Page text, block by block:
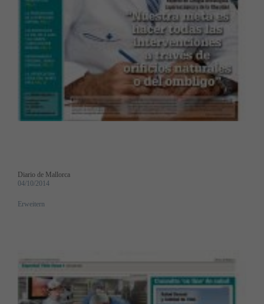
Diario de Mallorca
04/10/2014
Erweitern